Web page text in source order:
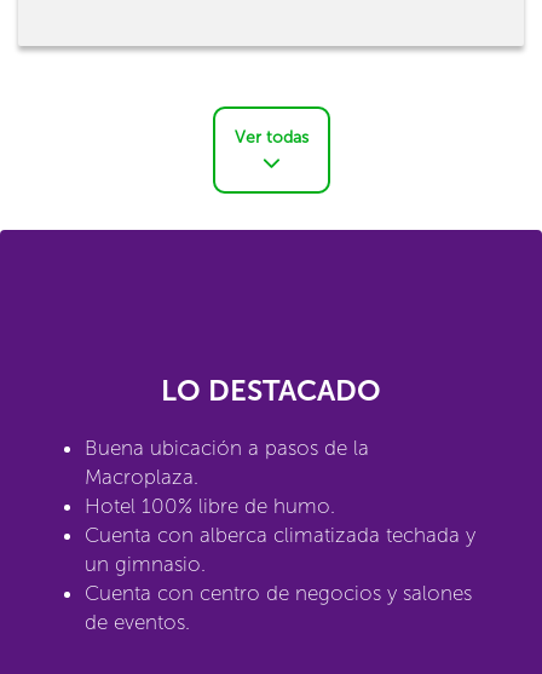
Ver todas
LO DESTACADO
Buena ubicación a pasos de la
Macroplaza.
Hotel 100% libre de humo.
Cuenta con alberca climatizada techada y
un gimnasio.
Cuenta con centro de negocios y salones
de eventos.